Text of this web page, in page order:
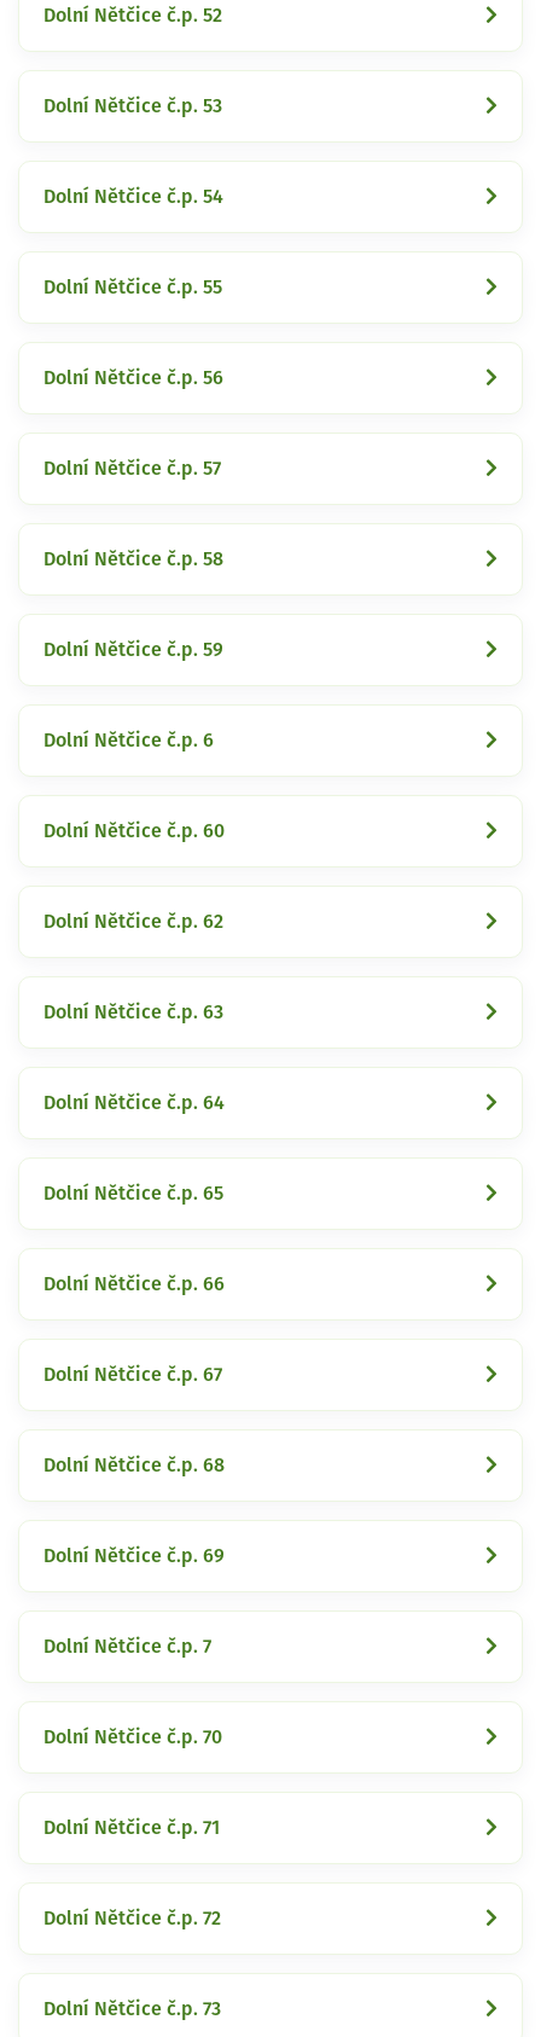
Dolní Nětčice č.p. 52
Dolní Nětčice č.p. 53
Dolní Nětčice č.p. 54
Dolní Nětčice č.p. 55
Dolní Nětčice č.p. 56
Dolní Nětčice č.p. 57
Dolní Nětčice č.p. 58
Dolní Nětčice č.p. 59
Dolní Nětčice č.p. 6
Dolní Nětčice č.p. 60
Dolní Nětčice č.p. 62
Dolní Nětčice č.p. 63
Dolní Nětčice č.p. 64
Dolní Nětčice č.p. 65
Dolní Nětčice č.p. 66
Dolní Nětčice č.p. 67
Dolní Nětčice č.p. 68
Dolní Nětčice č.p. 69
Dolní Nětčice č.p. 7
Dolní Nětčice č.p. 70
Dolní Nětčice č.p. 71
Dolní Nětčice č.p. 72
Dolní Nětčice č.p. 73